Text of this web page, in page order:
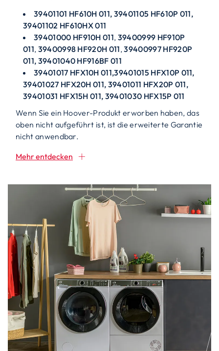
39401101 HF610H 011, 39401105 HF610P 011,
39401102 HF610HX 011
39401000 HF910H 011, 39400999 HF910P
011, 39400998 HF920H 011,39400997 HF920P
011, 39401040 HF916BF 011
39401017 HFX10H 011,39401015 HFX10P 011,
39401027 HFX20H 011, 39401011 HFX20P 011,
39401031 HFX15H 011, 39401030 HFX15P 011
Wenn Sie ein Hoover-Produkt erworben haben, das
oben nicht aufgeführt ist, ist die erweiterte Garantie
nicht anwendbar.
Mehr entdecken